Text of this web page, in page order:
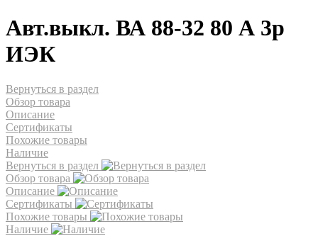
Авт.выкл. ВА 88-32 80 А 3р
ИЭК
Вернуться в раздел
Обзор товара
Описание
Сертификаты
Похожие товары
Наличие
Вернуться в раздел
Обзор товара
Описание
Сертификаты
Похожие товары
Наличие